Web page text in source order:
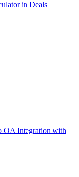
in Deals
OA Integration with